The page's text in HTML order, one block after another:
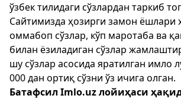
ўзбек тилидаги сўзлардан таркиб
Сайтимизда ҳозирги замон ёшлари
оммабоп сўзлар, кўп маротаба ва
билан ёзиладиган сўзлар
шу сўзлар асосида яратилган имло
000 дан ортиқ сўзни ўз ичига олган.
Батафсил Imlo.uz лойиҳаси